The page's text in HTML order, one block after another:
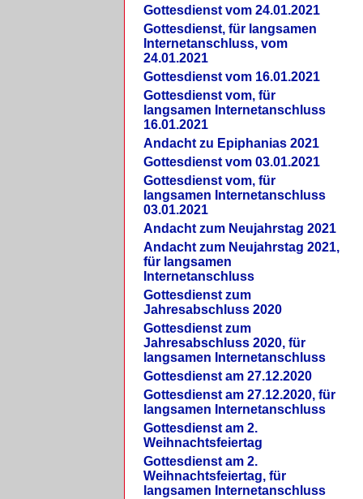
Gottesdienst vom 24.01.2021
Gottesdienst, für langsamen
Internetanschluss, vom
24.01.2021
Gottesdienst vom 16.01.2021
Gottesdienst vom, für
langsamen Internetanschluss
16.01.2021
Andacht zu Epiphanias 2021
Gottesdienst vom 03.01.2021
Gottesdienst vom, für
langsamen Internetanschluss
03.01.2021
Andacht zum Neujahrstag 2021
Andacht zum Neujahrstag 2021,
für langsamen
Internetanschluss
Gottesdienst zum
Jahresabschluss 2020
Gottesdienst zum
Jahresabschluss 2020, für
langsamen Internetanschluss
Gottesdienst am 27.12.2020
Gottesdienst am 27.12.2020, für
langsamen Internetanschluss
Gottesdienst am 2.
Weihnachtsfeiertag
Gottesdienst am 2.
Weihnachtsfeiertag, für
langsamen Internetanschluss